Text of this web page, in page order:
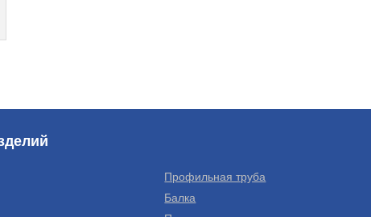
Профильная труба
Балка